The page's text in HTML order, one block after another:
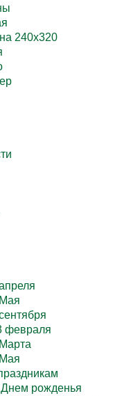
240х320
февраля
рожденья